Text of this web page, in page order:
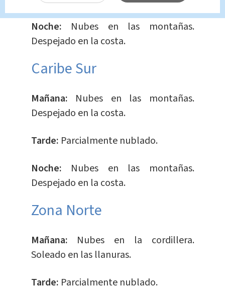
Noche: Nubes en las montañas.
Despejado en la costa.
Caribe Sur
Mañana: Nubes en las montañas.
Despejado en la costa.
Tarde: Parcialmente nublado.
Noche: Nubes en las montañas.
Despejado en la costa.
​Zona Norte
Mañana: Nubes en la cordillera.
Soleado en las llanuras.
Tarde: Parcialmente nublado.